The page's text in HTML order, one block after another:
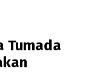
Tumada